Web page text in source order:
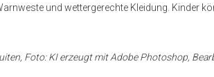
und wettergerechte Kleidung. Kinder
Foto: KI erzeugt mit Adobe Photoshop,